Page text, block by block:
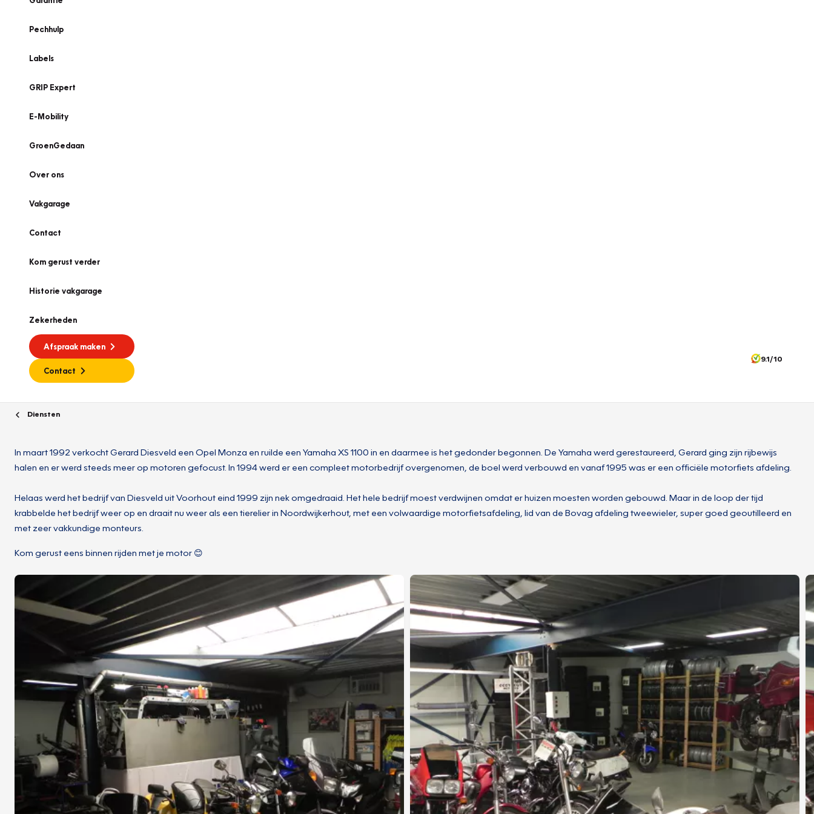
Pechhulp
Labels
GRIP Expert
E-Mobility
GroenGedaan
Over ons
Vakgarage
Contact
Kom gerust verder
Historie vakgarage
Zekerheden
Afspraak maken
Contact
9.1/10
Diensten
In maart 1992 verkocht Gerard Diesveld een Opel Monza en ruilde een Yamaha XS 1100 in en daarmee is het gedonder begonnen. De Yamaha werd gerestaureerd, Gerard ging zijn rijbewijs
halen en er werd steeds meer op motoren gefocust. In 1994 werd er een compleet motorbedrijf overgenomen, de boel werd verbouwd en vanaf 1995 was er een officiële motorfiets afdeling.
Helaas werd het bedrijf van Diesveld uit Voorhout eind 1999 zijn nek omgedraaid. Het hele bedrijf moest verdwijnen omdat er huizen moesten worden gebouwd. Maar in de loop der tijd
krabbelde het bedrijf weer op en draait nu weer als een tierelier in Noordwijkerhout, met een volwaardige motorfietsafdeling, lid van de Bovag afdeling tweewieler, super goed geoutilleerd en
met zeer vakkundige monteurs.
Kom gerust eens binnen rijden met je motor 😊